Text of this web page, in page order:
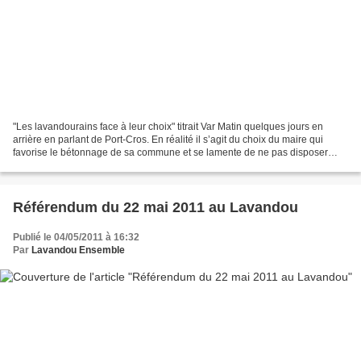
"Les lavandourains face à leur choix" titrait Var Matin quelques jours en
arrière en parlant de Port-Cros. En réalité il s’agit du choix du maire qui
favorise le bétonnage de sa commune et se lamente de ne pas disposer
Référendum du 22 mai 2011 au Lavandou
Publié le 04/05/2011 à 16:32
Par Lavandou Ensemble